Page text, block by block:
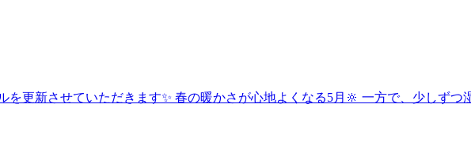
更新させていただきます✨ 春の暖かさが心地よくなる5月🔆 一方で、少しず